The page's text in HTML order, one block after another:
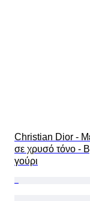
Christian Dior -
σε χρυσό τόνο -
γούρι